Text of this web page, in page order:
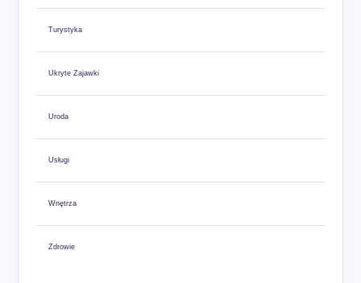
Turystyka
Ukryte Zajawki
Uroda
Usługi
Wnętrza
Zdrowie